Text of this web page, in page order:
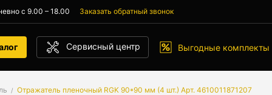
с 9.00 – 18.00 Заказать обратный звонок
Сервисный центр Выгодные комплекты
Отражатель пленочный RGK 90*90 мм (4 шт.) Арт. 4610011871207